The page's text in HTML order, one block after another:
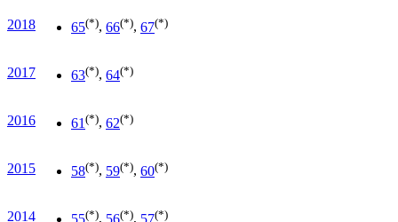
2018 65(*), 66(*), 67(*)
2017 63(*), 64(*)
2016 61 (*), 62(*)
2015 58(*), 59(*), 60(*)
2014 55(*), 56(*), 57(*)